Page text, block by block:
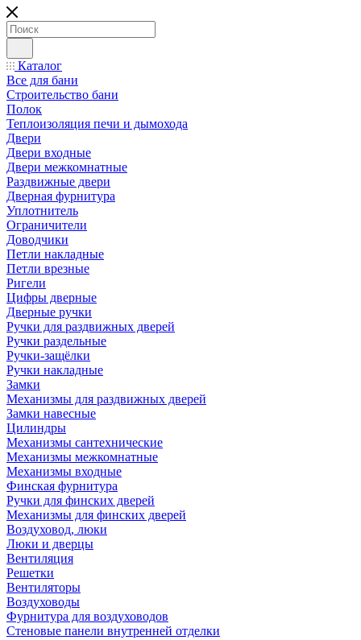
Каталог
Все для бани
Строительство бани
Полок
Теплоизоляция печи и дымохода
Двери
Двери входные
Двери межкомнатные
Раздвижные двери
Дверная фурнитура
Уплотнитель
Ограничители
Доводчики
Петли накладные
Петли врезные
Ригели
Цифры дверные
Дверные ручки
Ручки для раздвижных дверей
Ручки раздельные
Ручки-защёлки
Ручки накладные
Замки
Механизмы для раздвижных дверей
Замки навесные
Цилиндры
Механизмы сантехнические
Механизмы межкомнатные
Механизмы входные
Финская фурнитура
Ручки для финских дверей
Механизмы для финских дверей
Воздуховод, люки
Люки и дверцы
Вентиляция
Решетки
Вентиляторы
Воздуховоды
Фурнитура для воздуховодов
Стеновые панели внутренней отделки